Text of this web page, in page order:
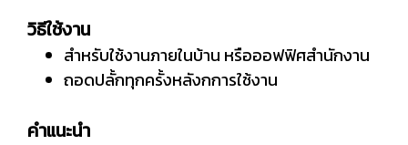
วิธีใช้งาน
สำหรับใช้งานภายในบ้าน หรือออฟฟิศสำนักงาน
ถอดปลั้กทุกครั้งหลังกการใช้งาน
คำแนะนำ